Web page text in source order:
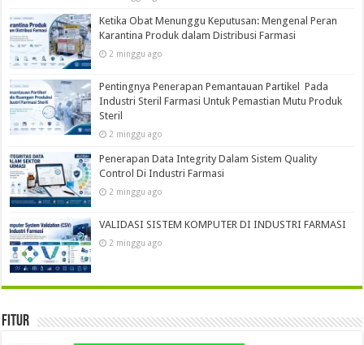
Ketika Obat Menunggu Keputusan: Mengenal Peran
Karantina Produk dalam Distribusi Farmasi
2 minggu ago
Pentingnya Penerapan Pemantauan Partikel Pada
Industri Steril Farmasi Untuk Pemastian Mutu Produk
Steril
2 minggu ago
Penerapan Data Integrity Dalam Sistem Quality
Control Di Industri Farmasi
2 minggu ago
VALIDASI SISTEM KOMPUTER DI INDUSTRI FARMASI
2 minggu ago
Fitur